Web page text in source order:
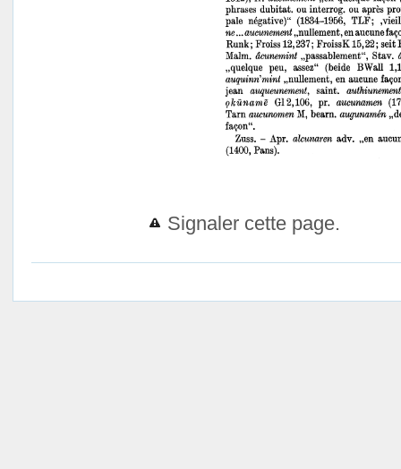
Signaler cette page.